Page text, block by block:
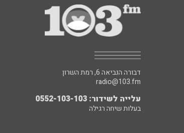
דבורה הנביאה 6, רמת השרון
radio@103.fm
עלייה לשידור: 0552-103-103
בעלות שיחה רגילה